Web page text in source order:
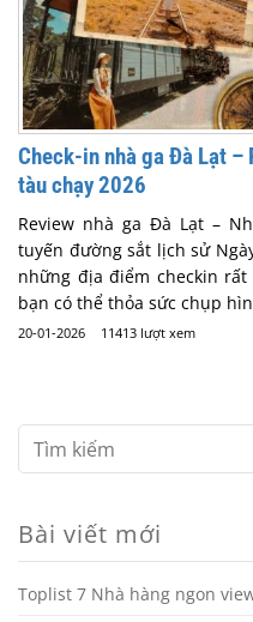
Check-in nhà ga Đà Lạt
tàu chạy 2026
Review nhà ga Đà Lạt –
tuyến đường sắt lịch sử
những địa điểm checkin
bạn có thể thỏa sức chụp
20-01-2026 11413 lượt xem
Bài viết mới
Toplist 7 Nhà hàng ngon